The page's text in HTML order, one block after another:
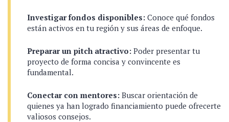
Investigar fondos disponibles: Conoce qué fondos
están activos en tu región y sus áreas de enfoque.
Preparar un pitch atractivo: Poder presentar tu
proyecto de forma concisa y convincente es
fundamental.
Conectar con mentores: Buscar orientación de
quienes ya han logrado financiamiento puede ofrecerte
valiosos consejos.